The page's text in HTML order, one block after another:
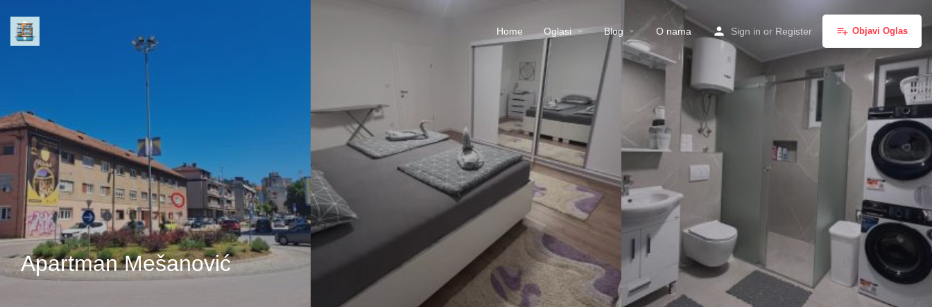
Home Oglasi Blog O nama Sign in or Register Objavi Oglas
Apartman Mešanović